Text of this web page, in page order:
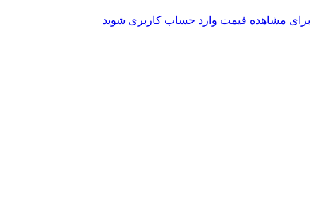
برای مشاهده قیمت وارد حساب کاربری شوید